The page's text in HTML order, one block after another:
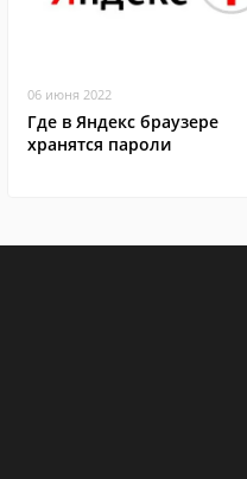
06 июня 2022
Где в Яндекс браузере
хранятся пароли